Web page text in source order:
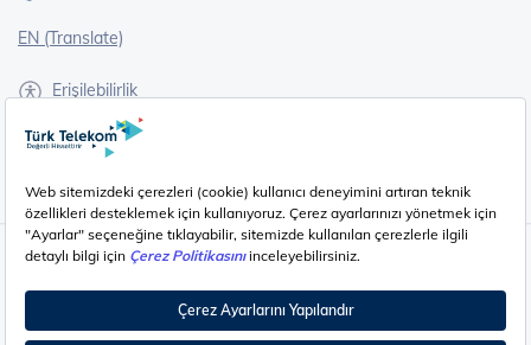
EN (Translate)
Erişilebilirlik
İşaret Dili Çevirisi
Çerez Ayarları